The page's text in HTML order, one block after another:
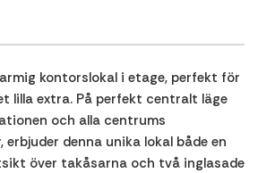
kontorslokal i etage, perfekt för
lilla extra. På perfekt centralt läge
och alla centrums
erbjuder denna unika lokal både en
över takåsarna och två inglasade